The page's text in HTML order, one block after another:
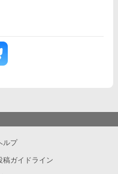
ルプ
稿ガイドライン